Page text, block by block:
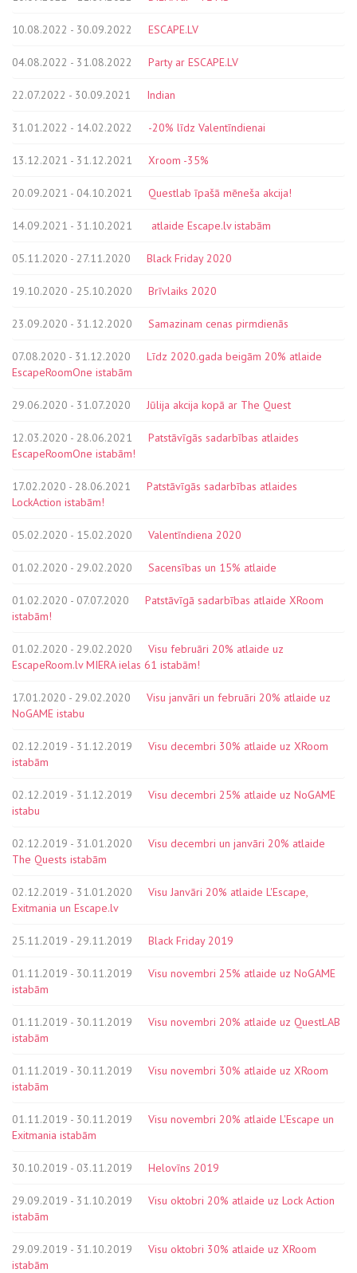
10.08.2022 - 30.09.2022 ESCAPE.LV
04.08.2022 - 31.08.2022 Party ar ESCAPE.LV
22.07.2022 - 30.09.2021 Indian
31.01.2022 - 14.02.2022 -20% līdz Valentīndienai
13.12.2021 - 31.12.2021 Xroom -35%
20.09.2021 - 04.10.2021 Questlab īpašā mēneša akcija!
14.09.2021 - 31.10.2021 atlaide Escape.lv istabām
05.11.2020 - 27.11.2020 Black Friday 2020
19.10.2020 - 25.10.2020 Brīvlaiks 2020
23.09.2020 - 31.12.2020 Samazinam cenas pirmdienās
07.08.2020 - 31.12.2020
Līdz 2020.gada beigām 20% atlaide
EscapeRoomOne istabām
29.06.2020 - 31.07.2020 Jūlija akcija kopā ar The Quest
12.03.2020 - 28.06.2021
Patstāvīgās sadarbības atlaides
EscapeRoomOne istabām!
17.02.2020 - 28.06.2021
Patstāvīgās sadarbības atlaides
LockAction istabām!
05.02.2020 - 15.02.2020 Valentīndiena 2020
01.02.2020 - 29.02.2020 Sacensības un 15% atlaide
01.02.2020 - 07.07.2020
Patstāvīgā sadarbības atlaide XRoom
istabām!
01.02.2020 - 29.02.2020
Visu februāri 20% atlaide uz
EscapeRoom.lv MIERA ielas 61 istabām!
17.01.2020 - 29.02.2020
Visu janvāri un februāri 20% atlaide uz
NoGAME istabu
02.12.2019 - 31.12.2019
Visu decembri 30% atlaide uz XRoom
istabām
02.12.2019 - 31.12.2019
Visu decembri 25% atlaide uz NoGAME
istabu
02.12.2019 - 31.01.2020
Visu decembri un janvāri 20% atlaide
The Quests istabām
02.12.2019 - 31.01.2020
Visu Janvāri 20% atlaide L'Escape,
Exitmania un Escape.lv
25.11.2019 - 29.11.2019 Black Friday 2019
01.11.2019 - 30.11.2019
Visu novembri 25% atlaide uz NoGAME
istabām
01.11.2019 - 30.11.2019
Visu novembri 20% atlaide uz QuestLAB
istabām
01.11.2019 - 30.11.2019
Visu novembri 30% atlaide uz XRoom
istabām
01.11.2019 - 30.11.2019
Visu novembri 20% atlaide L'Escape un
Exitmania istabām
30.10.2019 - 03.11.2019 Helovīns 2019
29.09.2019 - 31.10.2019
Visu oktobri 20% atlaide uz Lock Action
istabām
29.09.2019 - 31.10.2019
Visu oktobri 30% atlaide uz XRoom
istabām